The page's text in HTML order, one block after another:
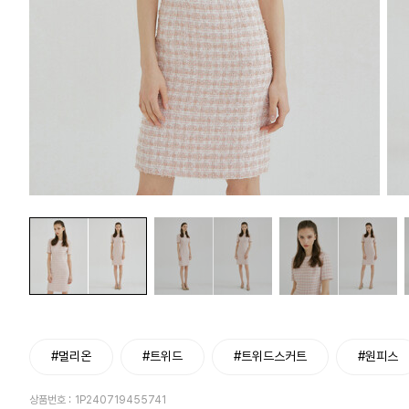
#멀리온 #트위드 #트위드스커트 #원피스
상품번호 : 1P240719455741